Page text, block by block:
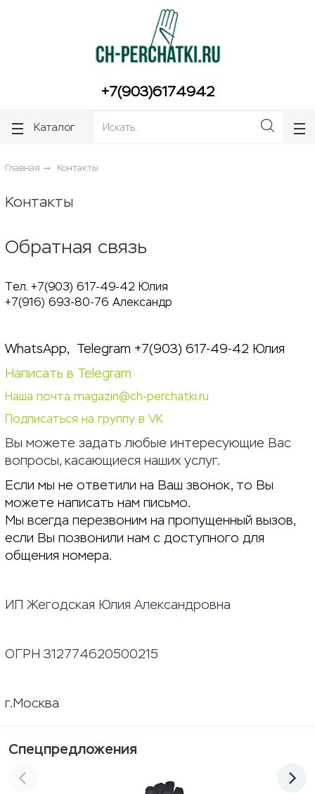
+7(903)6174942
Каталог
Главная Контакты
Контакты
Обратная связь
Tел. +7(903) 617-49-42 Юлия
+7(916) 693-80-76 Александр
WhatsApp, Telegram +7(903) 617-49-42 Юлия
Написать в Telegram
Наша почта magazin@ch-perchatki.ru
Подписаться на группу в VK
Вы можете задать любые интересующие Вас
вопросы, касающиеся наших услуг.
Если мы не ответили на Ваш звонок, то Вы
можете написать нам письмо.
Мы всегда перезвоним на пропущенный вызов,
если Вы позвонили нам с доступного для
общения номера.
ИП Жегодская Юлия Александровна
ОГРН 312774620500215
г.Москва
Спецпредложения